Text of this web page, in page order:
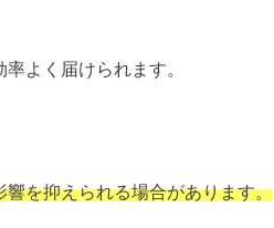
よく届けられます。
を抑えられる場合があります。